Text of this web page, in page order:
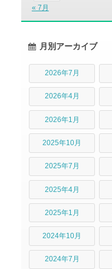
« 7月
月別アーカイブ
2026年7月
2026年4月
2026年1月
2025年10月
2025年7月
2025年4月
2025年1月
2024年10月
2024年7月